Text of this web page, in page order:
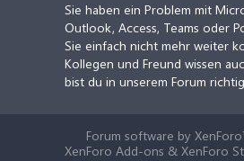
Sie haben ein Problem mit
Outlook, Access, Teams oder
Sie einfach nicht mehr weiter
Kollegen und Freund wissen
bist du in unserem Forum
Forum software by
XenForo Add-ons & XenForo